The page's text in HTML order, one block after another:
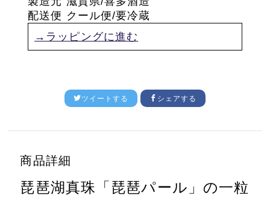
配送便 クール便/要冷蔵
→ラッピングに進む
ツイートする シェアする
商品詳細
琵琶湖真珠「琵琶パール」の一粒